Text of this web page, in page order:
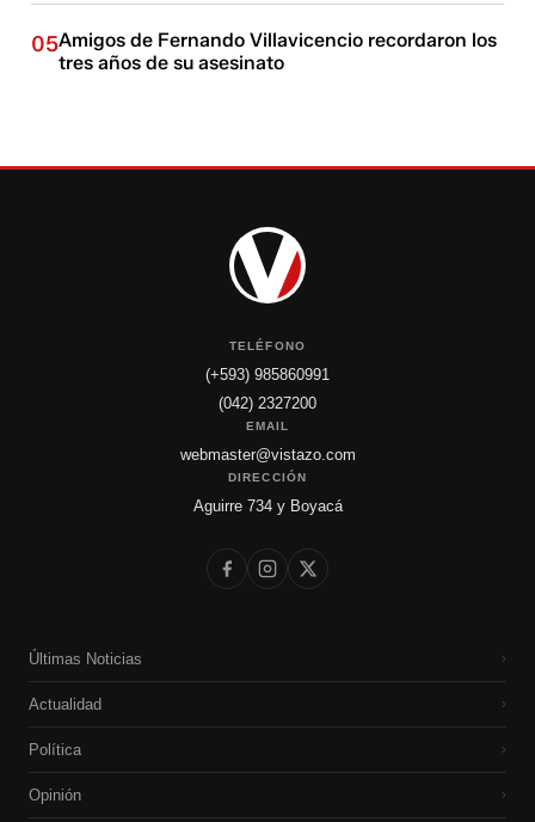
05Amigos de Fernando Villavicencio recordaron los
tres años de su asesinato
TELÉFONO
(+593) 985860991
(042) 2327200
EMAIL
webmaster@vistazo.com
DIRECCIÓN
Aguirre 734 y Boyacá
Últimas Noticias ›
Actualidad ›
Política ›
Opinión ›